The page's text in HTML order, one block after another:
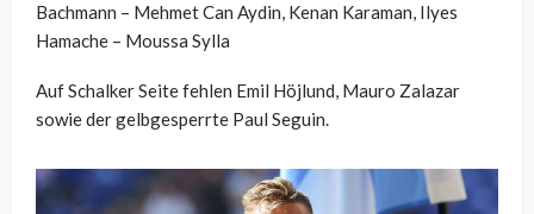
Bachmann – Mehmet Can Aydin, Kenan Karaman, Ilyes
Hamache – Moussa Sylla
Auf Schalker Seite fehlen Emil Höjlund, Mauro Zalazar
sowie der gelbgesperrte Paul Seguin.